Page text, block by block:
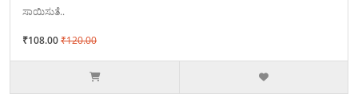
ಸಾಯಿಸುತೆ..
₹108.00₹120.00